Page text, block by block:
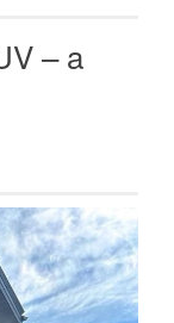
– a